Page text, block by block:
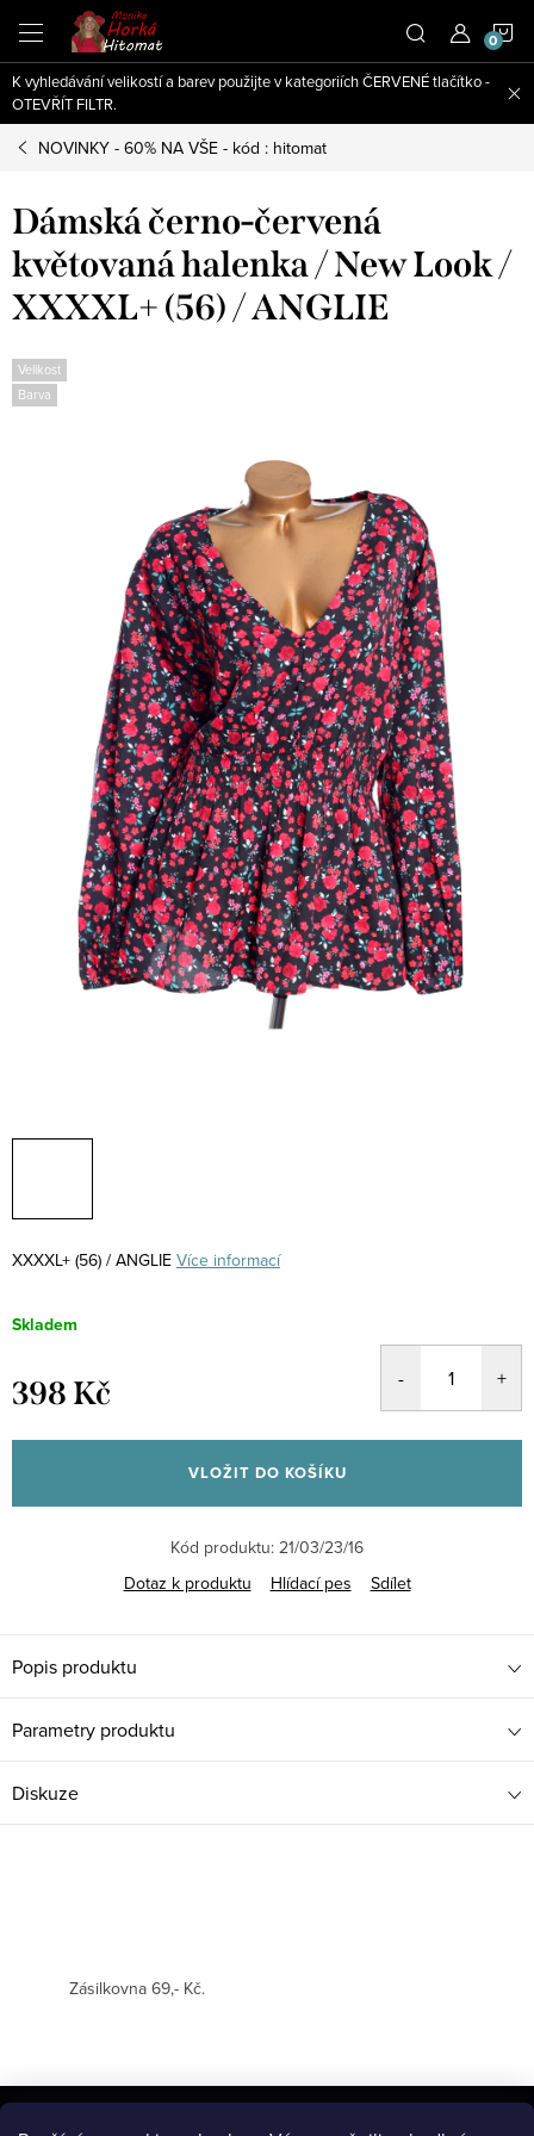
obsah
K vyhledávání velikostí a barev použijte v kategoriích ČERVENÉ tlačítko -
OTEVŘÍT FILTR.
NOVINKY - 60% NA VŠE - kód : hitomat
Dámská černo-červená
květovaná halenka / New Look /
XXXXL+ (56) / ANGLIE
Velikost
Barva
XXXXL+ (56) / ANGLIE Více informací
Skladem
398 Kč
cena:
VLOŽIT DO KOŠÍKU
Kód produktu: 21/03/23/16
Dotaz k produktu
Hlídací pes Sdílet
Popis produktu
Parametry produktu
Diskuze
Zásilkovna 69,- Kč.
Z